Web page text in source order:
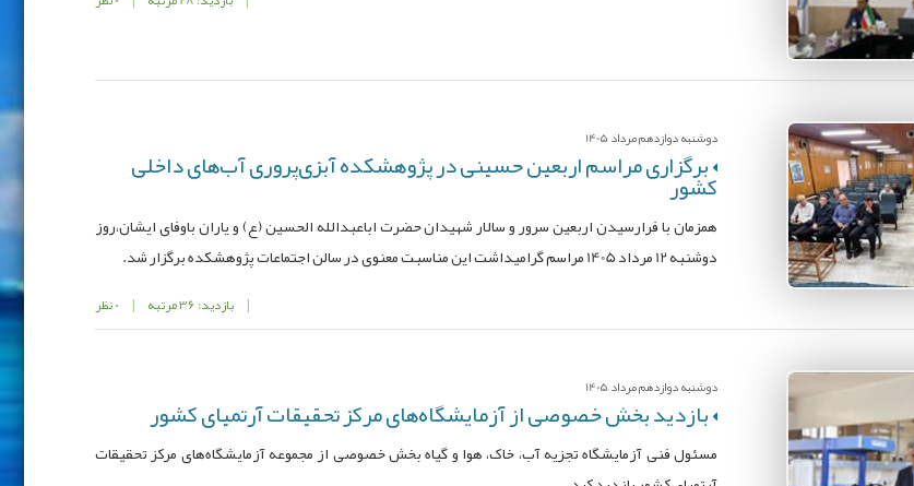
دوشنبه دوازدهم مرداد 1405
برگزاری مراسم اربعین حسینی در پژوهشکده آبزی‌پروری آب‌های داخلی
کشور
همزمان با فرارسیدن اربعین سرور و سالار شهیدان حضرت اباعبدالله الحسین (ع) و یاران باوفای ایشان،روز
دوشنبه 12 مرداد 1405 مراسم گرامیداشت این مناسبت معنوی در سالن اجتماعات پژوهشکده برگزار شد.
| بازدید: 36 مرتبه | 0 نظر
دوشنبه دوازدهم مرداد 1405
بازدید بخش خصوصی از آزمایشگاه‌های مرکز تحقیقات آرتمیای کشور
مسئول فنی آزمایشگاه تجزیه آب، خاک، هوا و گیاه بخش خصوصی از مجموعه آزمایشگاه‌های مرکز تحقیقات